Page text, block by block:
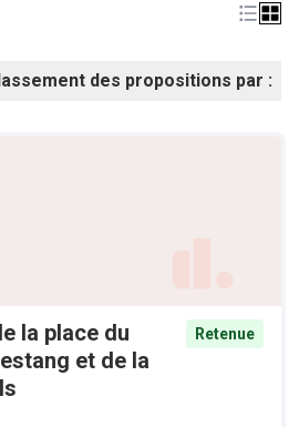
des propositions par :
la place du
et de la
Retenue